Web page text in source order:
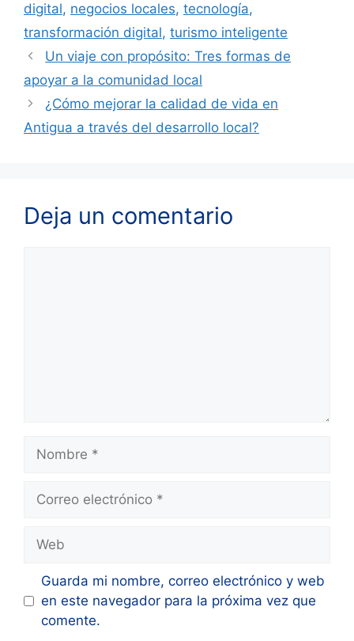
digital, negocios locales, tecnología,
transformación digital, turismo inteligente
Un viaje con propósito: Tres formas de
apoyar a la comunidad local
¿Cómo mejorar la calidad de vida en
Antigua a través del desarrollo local?
Deja un comentario
Nombre
Correo
Web
Guarda mi nombre, correo electrónico y web
en este navegador para la próxima vez que
comente.